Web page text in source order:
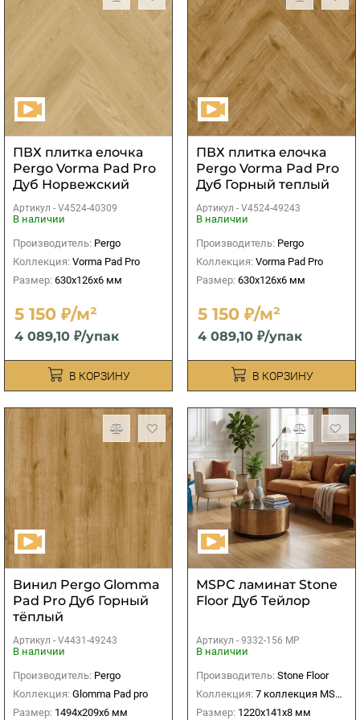
ПВХ плитка елочка
Pergo Vorma Pad Pro
Дуб Норвежский
натуральный
Артикул - V4524-40309
В наличии
Производитель: Pergo
Коллекция: Vorma Pad Pro
Размер: 630x126x6 мм
5 150 ₽/м²
4 089,10 ₽/упак
В КОРЗИНУ
ПВХ плитка елочка
Pergo Vorma Pad Pro
Дуб Горный теплый
Артикул - V4524-49243
В наличии
Производитель: Pergo
Коллекция: Vorma Pad Pro
Размер: 630x126x6 мм
5 150 ₽/м²
4 089,10 ₽/упак
В КОРЗИНУ
Винил Pergo Glomma
Pad Pro Дуб Горный
тёплый
Артикул - V4431-49243
В наличии
Производитель: Pergo
Коллекция: Glomma Pad pro
Размер: 1494x209x6 мм
МSPC ламинат Stone
Floor Дуб Тейлор
Артикул - 9332-156 MP
В наличии
Производитель: Stone Floor
Коллекция: 7 коллекция MSPC 8 мм
Размер: 1220x141х8 мм